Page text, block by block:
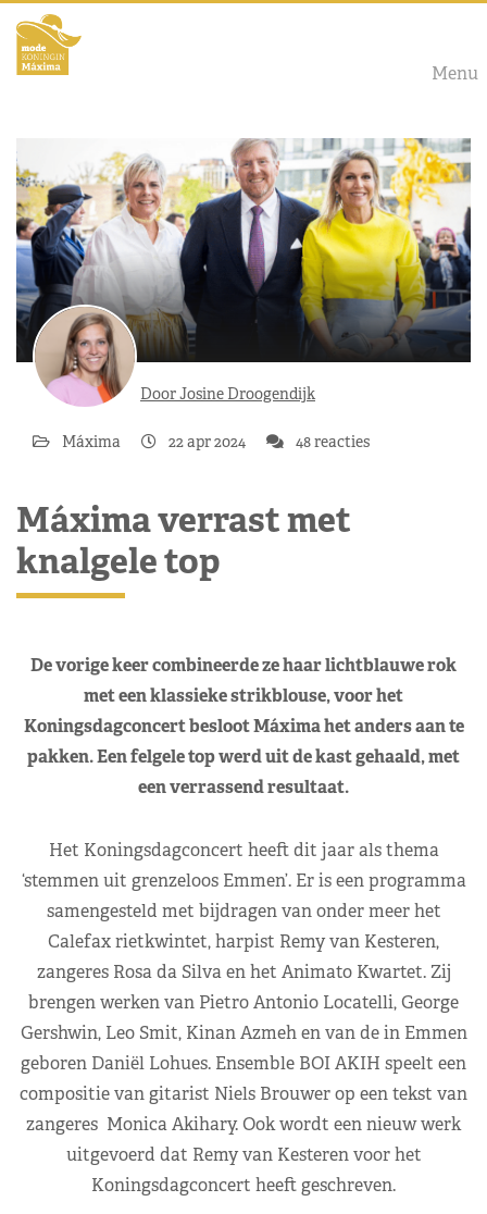
Menu
Door Josine Droogendijk
Máxima 22 apr 2024 48 reacties
Máxima verrast met
knalgele top
De vorige keer combineerde ze haar lichtblauwe rok
met een klassieke strikblouse, voor het
Koningsdagconcert besloot Máxima het anders aan te
pakken. Een felgele top werd uit de kast gehaald, met
een verrassend resultaat.
Het Koningsdagconcert heeft dit jaar als thema
‘stemmen uit grenzeloos Emmen’. Er is een programma
samengesteld met bijdragen van onder meer het
Calefax rietkwintet, harpist Remy van Kesteren,
zangeres Rosa da Silva en het Animato Kwartet. Zij
brengen werken van Pietro Antonio Locatelli, George
Gershwin, Leo Smit, Kinan Azmeh en van de in Emmen
geboren Daniël Lohues. Ensemble BOI AKIH speelt een
compositie van gitarist Niels Brouwer op een tekst van
zangeres Monica Akihary. Ook wordt een nieuw werk
uitgevoerd dat Remy van Kesteren voor het
Koningsdagconcert heeft geschreven.